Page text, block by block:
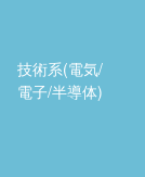
技術系(電気/
電子/半導体)